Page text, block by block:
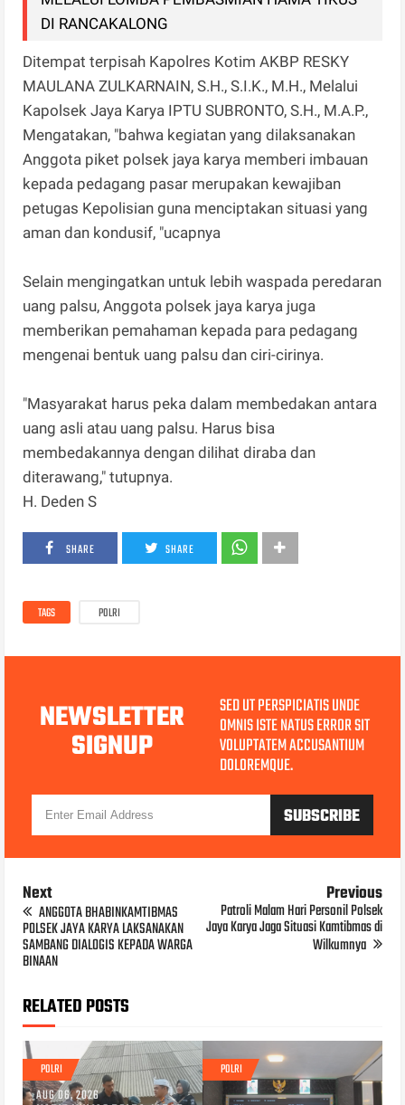
DI RANCAKALONG
Ditempat terpisah Kapolres Kotim AKBP RESKY
MAULANA ZULKARNAIN, S.H., S.I.K., M.H., Melalui
Kapolsek Jaya Karya IPTU SUBRONTO, S.H., M.A.P.,
Mengatakan, "bahwa kegiatan yang dilaksanakan
Anggota piket polsek jaya karya memberi imbauan
kepada pedagang pasar merupakan kewajiban
petugas Kepolisian guna menciptakan situasi yang
aman dan kondusif, "ucapnya
Selain mengingatkan untuk lebih waspada peredaran
uang palsu, Anggota polsek jaya karya juga
memberikan pemahaman kepada para pedagang
mengenai bentuk uang palsu dan ciri-cirinya.
"Masyarakat harus peka dalam membedakan antara
uang asli atau uang palsu. Harus bisa
membedakannya dengan dilihat diraba dan
diterawang," tutupnya.
H. Deden S
SHARE SHARE
TAGS POLRI
NEWSLETTER
SIGNUP
SED UT PERSPICIATIS UNDE
OMNIS ISTE NATUS ERROR SIT
VOLUPTATEM ACCUSANTIUM
DOLOREMQUE.
Next
ANGGOTA BHABINKAMTIBMAS
POLSEK JAYA KARYA LAKSANAKAN
SAMBANG DIALOGIS KEPADA WARGA
BINAAN
Previous
Patroli Malam Hari Personil Polsek
Jaya Karya Jaga Situasi Kamtibmas di
Wilkumnya
RELATED POSTS
POLRI
AUG 06, 2026
POLRI